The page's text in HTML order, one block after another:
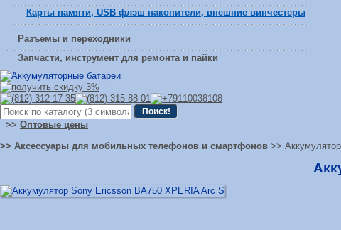
Карты памяти, USB флэш накопители, внешние винчестеры
Разъемы и переходники
Запчасти, инструмент для ремонта и пайки
>> Оптовые цены
>> Аксессуары для мобильных телефонов и смартфонов >>